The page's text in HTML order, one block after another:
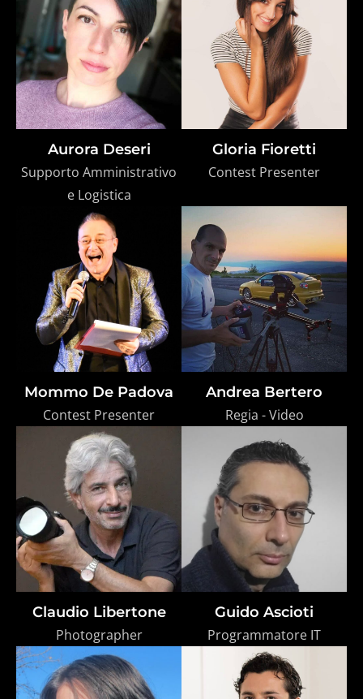
Aurora Deseri
Supporto Amministrativo
e Logistica
Gloria Fioretti
Contest Presenter
Mommo De Padova
Contest Presenter
Andrea Bertero
Regia - Video
Claudio Libertone
Photographer
Guido Ascioti
Programmatore IT